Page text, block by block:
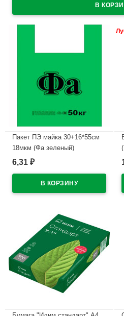
Пакет ПЭ майка 30+16*55см
18мкм (Фа зеленый)
В наличии
6,31 ₽